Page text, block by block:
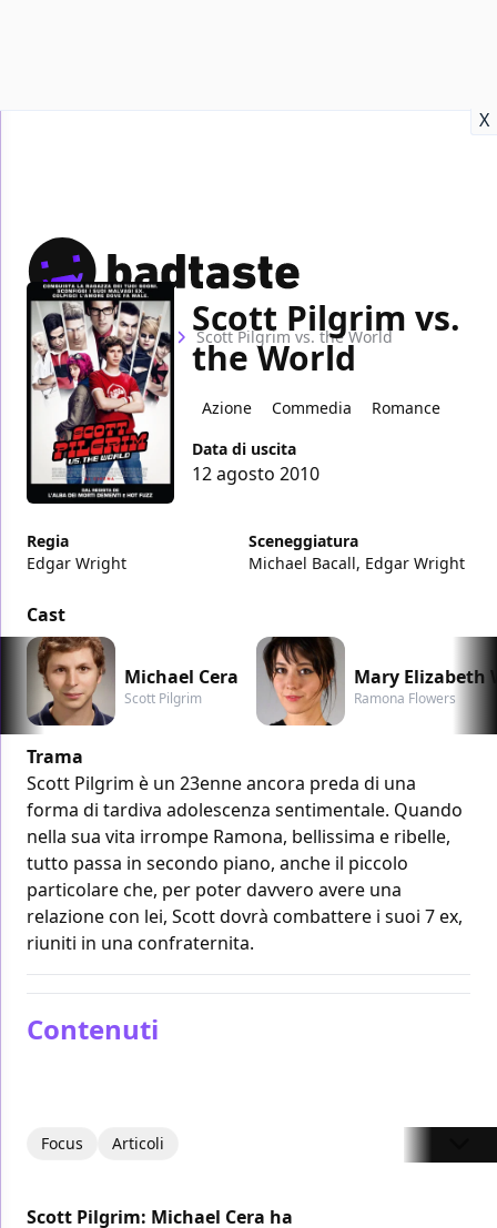
X
Home Film Scott Pilgrim vs. the World
Scott Pilgrim vs.
the World
Azione Commedia
Romance
Data di uscita
12 agosto 2010
Regia
Edgar Wright
Sceneggiatura
Michael Bacall, Edgar Wright
Cast
Michael Cera
Scott Pilgrim
Mary Elizabeth
Ramona Flowers
Trama
Scott Pilgrim è un 23enne ancora preda di una
forma di tardiva adolescenza sentimentale. Quando
nella sua vita irrompe Ramona, bellissima e ribelle,
tutto passa in secondo piano, anche il piccolo
particolare che, per poter davvero avere una
relazione con lei, Scott dovrà combattere i suoi 7 ex,
riuniti in una confraternita.
Contenuti
Focus Articoli
Scott Pilgrim: Michael Cera ha